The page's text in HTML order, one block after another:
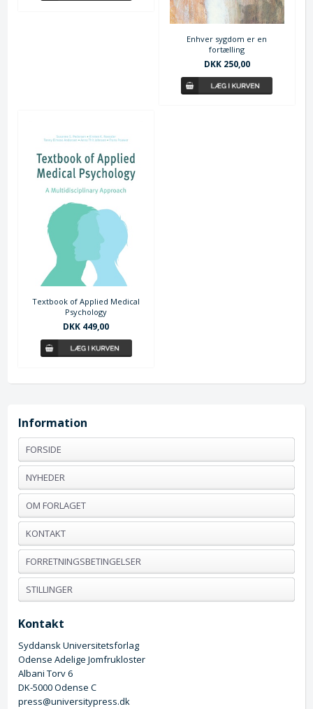
Enhver sygdom er en
fortælling
DKK 250,00
Textbook of Applied Medical
Psychology
DKK 449,00
Information
FORSIDE
NYHEDER
OM FORLAGET
KONTAKT
FORRETNINGSBETINGELSER
STILLINGER
Kontakt
Syddansk Universitetsforlag
Odense Adelige Jomfrukloster
Albani Torv 6
DK-5000 Odense C
press@universitypress.dk